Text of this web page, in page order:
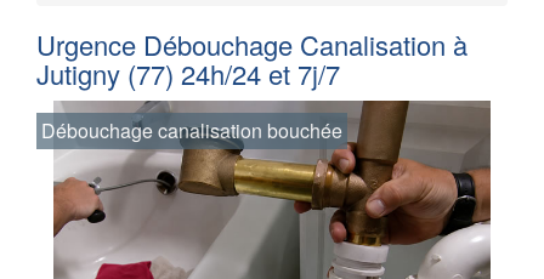
Urgence Débouchage Canalisation à
Jutigny (77) 24h/24 et 7j/7
Débouchage canalisation bouchée